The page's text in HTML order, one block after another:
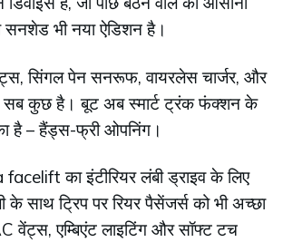
सनशेड भी नया ऐडिशन है।
सिंगल पेन सनरूफ, वायरलेस चार्जर, और
सब कुछ है। बूट अब स्मार्ट ट्रंक फंक्शन के
है – हैंड्स-फ्री ओपनिंग।
का इंटीरियर लंबी ड्राइव के लिए
साथ ट्रिप पर रियर पैसेंजर्स को भी अच्छा
वेंट्स, एम्बिएंट लाइटिंग और सॉफ्ट टच